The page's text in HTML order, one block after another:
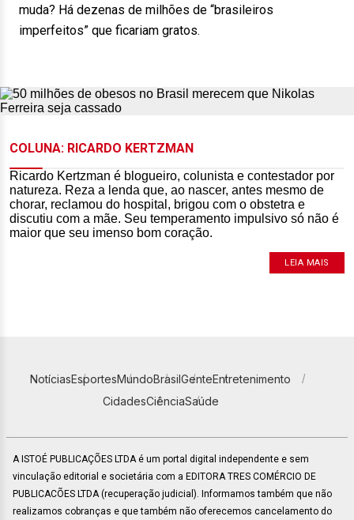
COLUNA: RICARDO KERTZMAN
Ricardo Kertzman é blogueiro, colunista e contestador por
natureza. Reza a lenda que, ao nascer, antes mesmo de
chorar, reclamou do hospital, brigou com o obstetra e
discutiu com a mãe. Seu temperamento impulsivo só não é
maior que seu imenso bom coração.
LEIA MAIS
muda? Há dezenas de milhões de “brasileiros
imperfeitos” que ficariam gratos.
NotíciasEsportesMundoBrasilGenteEntretenimento
CidadesCiênciaSaúde
A ISTOÉ PUBLICAÇÕES LTDA é um portal digital independente e sem
vinculação editorial e societária com a EDITORA TRES COMÉRCIO DE
PUBLICACÕES LTDA (recuperação judicial). Informamos também que não
realizamos cobranças e que também não oferecemos cancelamento do